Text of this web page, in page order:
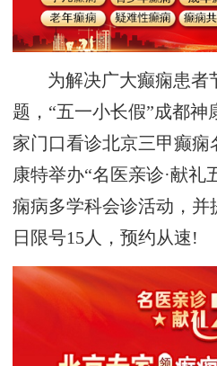
为解决广大癫痫患者
题，“五一小长假”成都神
家门口看诊北京三甲癫痫
康特举办“名医亲诊·献礼
痫病多学科会诊活动，
日限号15人，预约从速!